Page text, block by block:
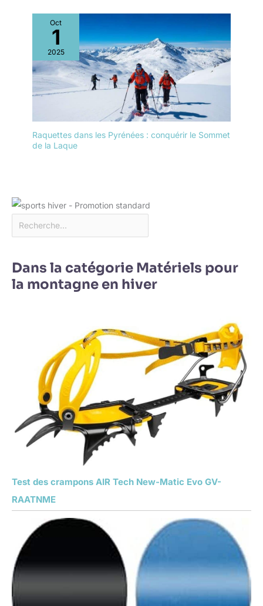
Oct
1
2025
Raquettes dans les Pyrénées : conquérir le Sommet
de la Laque
Dans la catégorie Matériels pour
la montagne en hiver
Test des crampons AIR Tech New-Matic Evo GV-
RAATNME